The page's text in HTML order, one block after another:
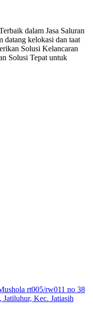
dalam Jasa Saluran
datang kelokasi dan taat
Solusi Kelancaran
Solusi Tepat untuk
rt005/rw011 no 38
Kec. Jatiasih